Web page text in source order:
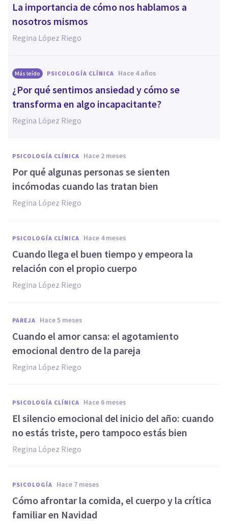
La importancia de cómo nos hablamos a
nosotros mismos
Regina López Riego
Más leído PSICOLOGÍA CLÍNICA hace 4 años
¿Por qué sentimos ansiedad y cómo se
transforma en algo incapacitante?
Regina López Riego
PSICOLOGÍA CLÍNICA hace 2 meses
Por qué algunas personas se sienten
incómodas cuando las tratan bien
Regina López Riego
PSICOLOGÍA CLÍNICA hace 4 meses
Cuando llega el buen tiempo y empeora la
relación con el propio cuerpo
Regina López Riego
PAREJA hace 5 meses
Cuando el amor cansa: el agotamiento
emocional dentro de la pareja
Regina López Riego
PSICOLOGÍA CLÍNICA hace 6 meses
El silencio emocional del inicio del año: cuando
no estás triste, pero tampoco estás bien
Regina López Riego
PSICOLOGÍA hace 7 meses
Cómo afrontar la comida, el cuerpo y la crítica
familiar en Navidad